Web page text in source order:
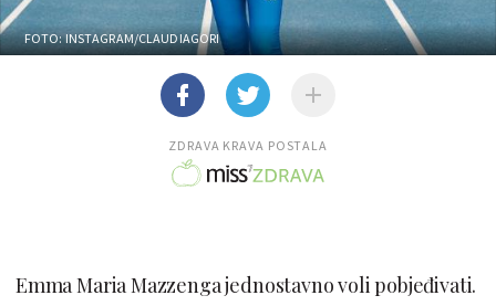
FOTO: INSTAGRAM/CLAUDIAGORI
ZDRAVA KRAVA POSTALA
Emma Maria Mazzenga jednostavno voli pobjeđivati.